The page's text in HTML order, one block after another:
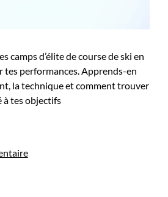
camps d’élite de course de ski en
tes performances. Apprends-en
la technique et comment trouver
à tes objectifs